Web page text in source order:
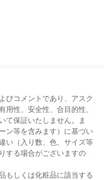
びコメントであり、アスク
用性、安全性、合目的性、
て保証いたしません。ま
ン等を含みます）に基づい
い（入り数、色、サイズ等
する場合がございますの
もしくは化粧品に該当する